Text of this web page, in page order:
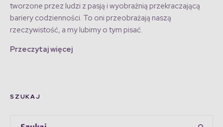
tworzone przez ludzi z pasją i wyobraźnią przekraczającą
bariery codzienności. To oni przeobrażają naszą
rzeczywistość, a my lubimy o tym pisać.
Przeczytaj więcej
SZUKAJ